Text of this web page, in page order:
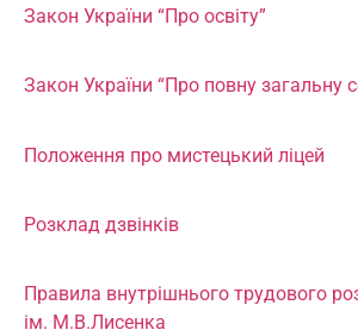
Закон України “Про освіту”
Закон України “Про повну загальну
Положення про мистецький ліцей
Розклад дзвінків
Правила внутрішнього трудового
ім. М.В.Лисенка